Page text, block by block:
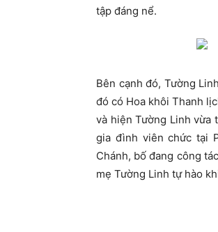
tập đáng nể.
Bên cạnh đó, Tường
đó có Hoa khôi Thanh
và hiện Tường Linh vừa
gia đình viên chức tại
Chánh, bố đang công
mẹ Tường Linh tự hào